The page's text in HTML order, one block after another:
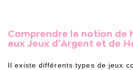
Comprendre la notion de
aux Jeux d’Argent et de
Il existe différents types de jeux